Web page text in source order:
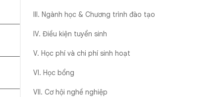
III. Ngành học & Chương trình đào tạo
IV. Điều kiện tuyển sinh
V. Học phí và chi phí sinh hoạt
VI. Học bổng
VII. Cơ hội nghề nghiệp